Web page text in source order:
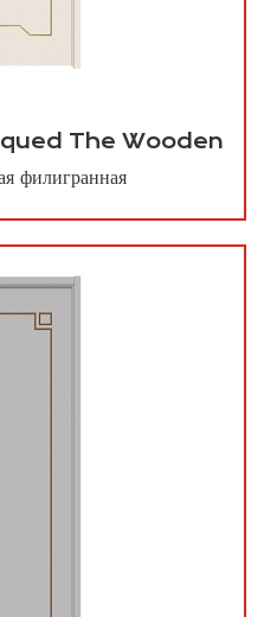
The Wooden
филигранная